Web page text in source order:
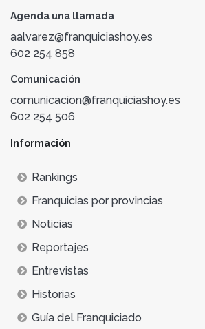
Agenda una llamada
aalvarez@franquiciashoy.es
602 254 858
Comunicación
comunicacion@franquiciashoy.es
602 254 506
Información
Rankings
Franquicias por provincias
Noticias
Reportajes
Entrevistas
Historias
Guía del Franquiciado